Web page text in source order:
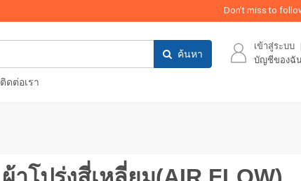
Don’t miss to
ค้นหา
ติดต่อเรา
เข้าสู่ระบบ
บัญชีของฉั